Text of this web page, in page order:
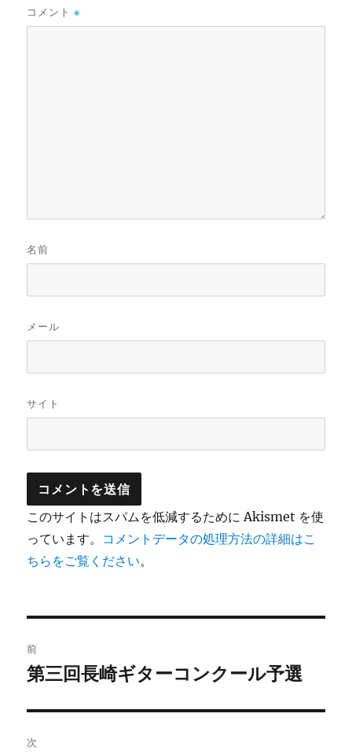
コメント※
名前
メール
サイト
このサイトはスパムを低減するために Akismet を使
っています。 コメントデータの処理方法の詳細はこ
ちらをご覧ください。
稿
ビ
前
前
投
稿:
第三回長崎ギターコンクール予選
次